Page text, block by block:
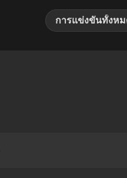
การแข่งขันทั้งห